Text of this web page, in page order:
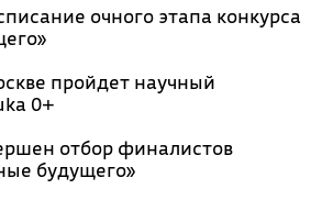
очного этапа конкурса
пройдет научный
0+
отбор финалистов
будущего»